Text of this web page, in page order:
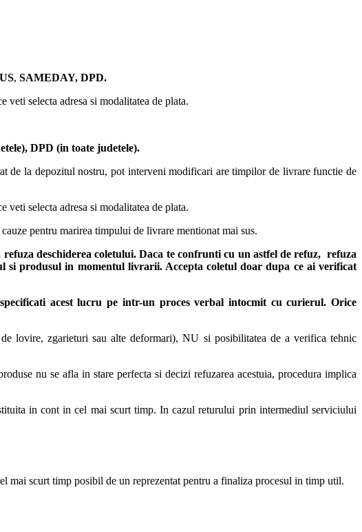
, SAMEDAY, DPD.
selecta adresa si modalitatea de plata.
DPD (in toate judetele).
de la depozitul nostru, pot interveni modificari are timpilor de livrare functie de
selecta adresa si modalitatea de plata.
pentru marirea timpului de livrare mentionat mai sus.
deschiderea coletului. Daca te confrunti cu un astfel de refuz, refuza
si produsul in momentul livrarii. Accepta coletul doar dupa ce ai verificat
acest lucru pe intr-un proces verbal intocmit cu curierul. Orice
lovire, zgarieturi sau alte deformari), NU si posibilitatea de a verifica tehnic
nu se afla in stare perfecta si decizi refuzarea acestuia, procedura implica
in cont in cel mai scurt timp. In cazul returului prin intermediul serviciului
mai scurt timp posibil de un reprezentat pentru a finaliza procesul in timp util.